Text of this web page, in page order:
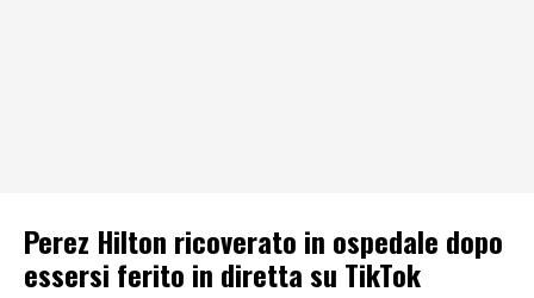
Perez Hilton ricoverato in ospedale dopo
essersi ferito in diretta su TikTok